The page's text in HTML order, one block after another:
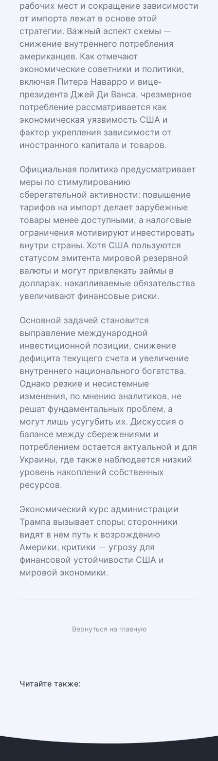
рабочих мест и сокращение зависимости
от импорта лежат в основе этой
стратегии. Важный аспект схемы —
снижение внутреннего потребления
американцев. Как отмечают
экономические советники и политики,
включая Питера Наварро и вице-
президента Джей Ди Ванса, чрезмерное
потребление рассматривается как
экономическая уязвимость США и
фактор укрепления зависимости от
иностранного капитала и товаров.
Официальная политика предусматривает
меры по стимулированию
сберегательной активности: повышение
тарифов на импорт делает зарубежные
товары менее доступными, а налоговые
ограничения мотивируют инвестировать
внутри страны. Хотя США пользуются
статусом эмитента мировой резервной
валюты и могут привлекать займы в
долларах, накапливаемые обязательства
увеличивают финансовые риски.
Основной задачей становится
выправление международной
инвестиционной позиции, снижение
дефицита текущего счета и увеличение
внутреннего национального богатства.
Однако резкие и несистемные
изменения, по мнению аналитиков, не
решат фундаментальных проблем, а
могут лишь усугубить их. Дискуссия о
балансе между сбережениями и
потреблением остается актуальной и для
Украины, где также наблюдается низкий
уровень накоплений собственных
ресурсов.
Экономический курс администрации
Трампа вызывает споры: сторонники
видят в нем путь к возрождению
Америки, критики — угрозу для
финансовой устойчивости США и
мировой экономики.
Вернуться на главную
Читайте также: